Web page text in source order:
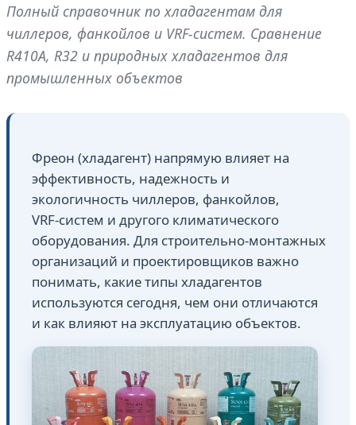
Полный справочник по хладагентам для
чиллеров, фанкойлов и VRF-систем. Сравнение
R410A, R32 и природных хладагентов для
промышленных объектов
Фреон (хладагент) напрямую влияет на
эффективность, надежность и
экологичность чиллеров, фанкойлов,
VRF‑систем и другого климатического
оборудования. Для строительно‑монтажных
организаций и проектировщиков важно
понимать, какие типы хладагентов
используются сегодня, чем они отличаются
и как влияют на эксплуатацию объектов.